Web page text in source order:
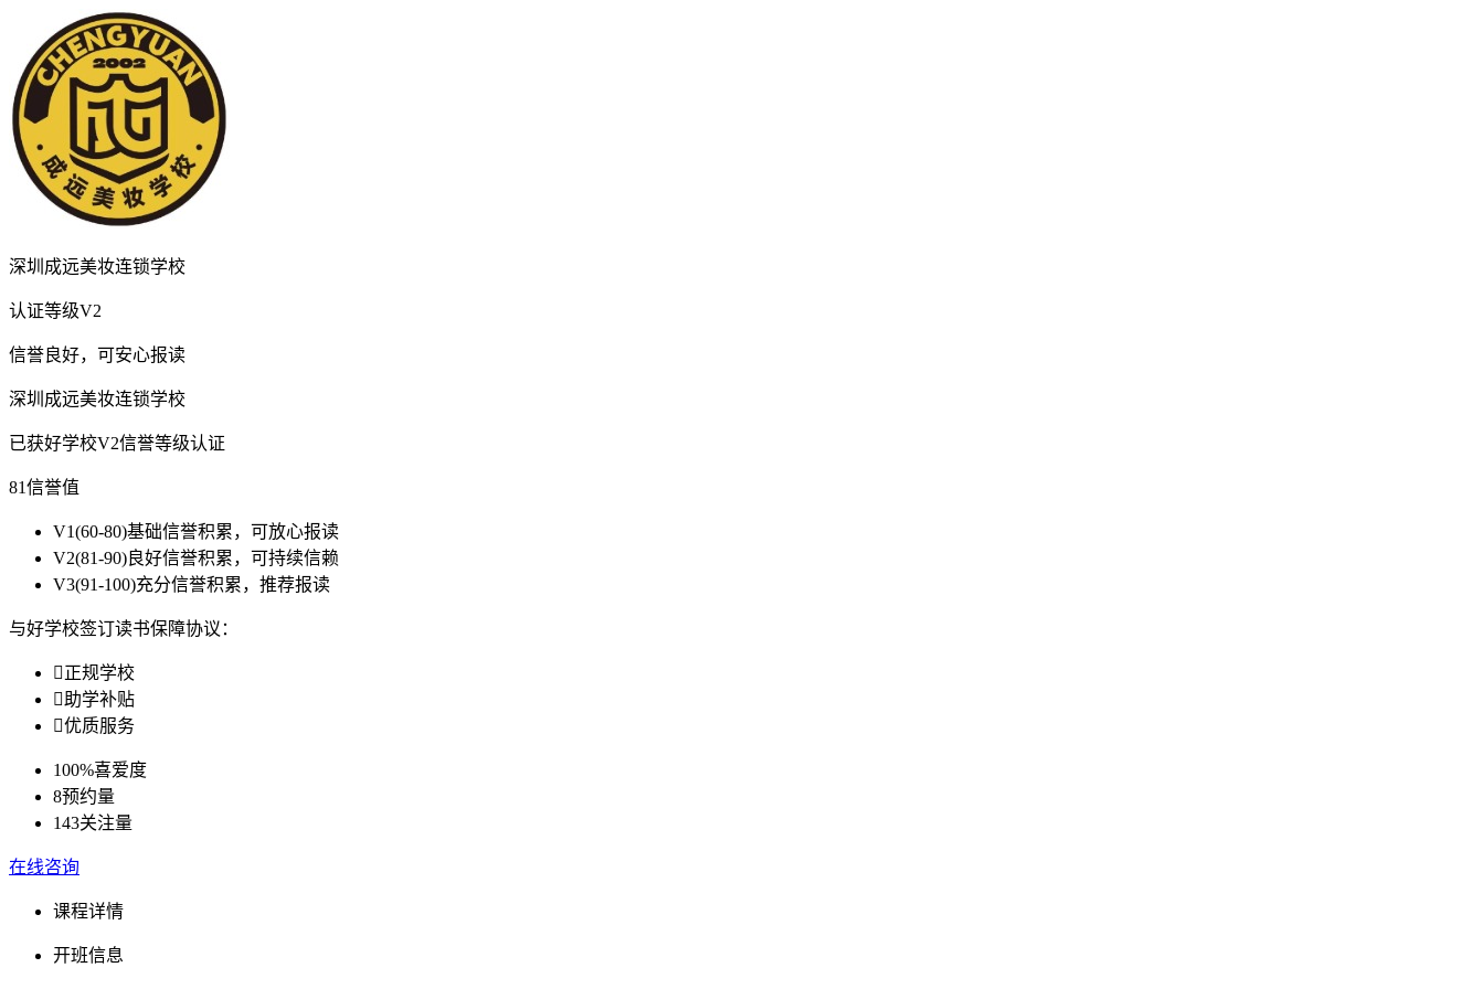
深圳成远美妆连锁学校
认证等级V2
信誉良好，可安心报读
深圳成远美妆连锁学校
已获好学校V2信誉等级认证
81信誉值
V1(60-80)基础信誉积累，可放心报读
V2(81-90)良好信誉积累，可持续信赖
V3(91-100)充分信誉积累，推荐报读
与好学校签订读书保障协议：
正规学校
助学补贴
优质服务
100%喜爱度
8预约量
143关注量
在线咨询
课程详情
开班信息